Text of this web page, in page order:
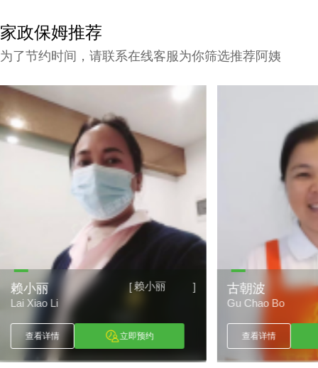
家政保姆推荐
为了节约时间，请联系在线客服为你筛选推荐阿姨
[ 古朝波 ]
古朝波
Gu Chao Bo
查看详情 立即预约
唐美妹
Tang Mei Mei
查看详情